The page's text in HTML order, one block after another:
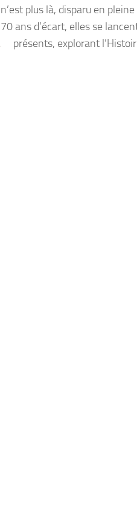
n’est plus là, disparu en
70 ans d’écart, elles se
présents, explorant